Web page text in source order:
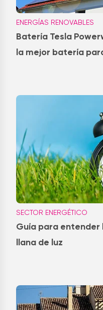
ENERGÍAS RENOVABLES
Batería Tesla
la mejor batería
SECTOR ENERGÉTICO
Guía para entender
llana de luz